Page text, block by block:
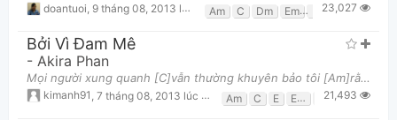
doantuoi 9 tháng 08, 2013 lúc 04:33am Am C Dm Em G
23,027
Bởi Vì Đam Mê
- Akira Phan
Mọi người xung quanh [C]vẫn thường khuyên bảo tôi [Am]rằng : "Đừng nên yêu [C]em sẽ chuốc lấy muộn [
kimanh91 7 tháng 08, 2013 lúc 03:39pm Am C E Em G21,493